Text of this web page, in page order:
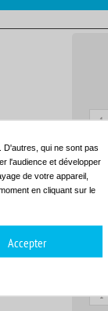
Ref.
qui ne sont pas
l'audience et développer
de votre appareil,
en cliquant sur le
Accepter